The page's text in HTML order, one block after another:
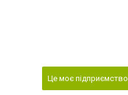
Це моє підприємство